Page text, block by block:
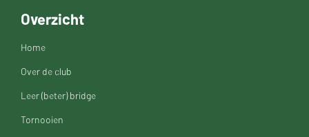
Overzicht
Home
Over de club
Leer (beter) bridge
Tornooien